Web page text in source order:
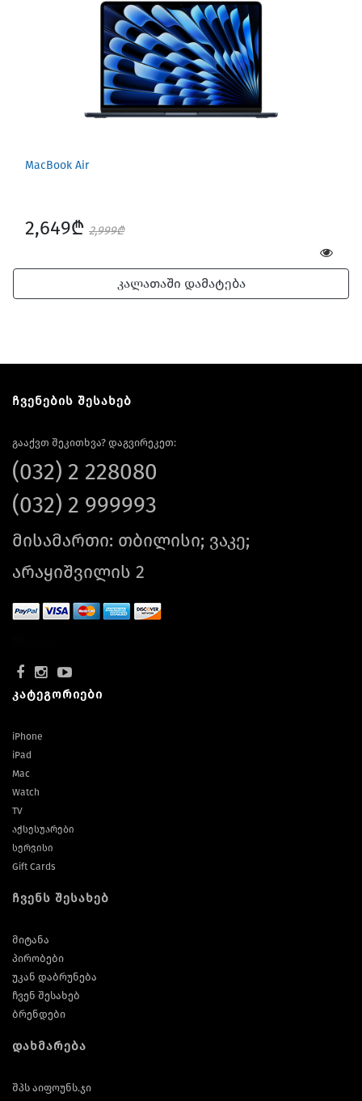
MacBook Air
2,649₾ 2,999₾
კალათაში დამატება
ჩვენების შესახებ
გააქვთ შეკითხვა? დაგვირეკეთ:
(032) 2 228080
(032) 2 999993
მისამართი: თბილისი; ვაკე;
არაყიშვილის 2
კატეგორიები
iPhone
iPad
Mac
Watch
TV
აქსესუარები
სერვისი
Gift Cards
ჩვენს შესახებ
მიტანა
პირობები
უკან დაბრუნება
ჩვენ შესახებ
ბრენდები
დახმარება
შპს აიფოუნს.ჯი